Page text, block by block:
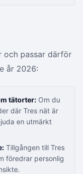
och passar därför
år 2026:
tätorter: Om du
där Tres nät är
en utmärkt
Tillgången till Tres
föredrar personlig